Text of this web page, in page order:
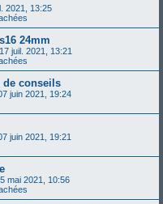
2021, 13:25
24mm
juil. 2021, 13:21
de conseils
juin 2021, 19:24
juin 2021, 19:21
mai 2021, 10:56